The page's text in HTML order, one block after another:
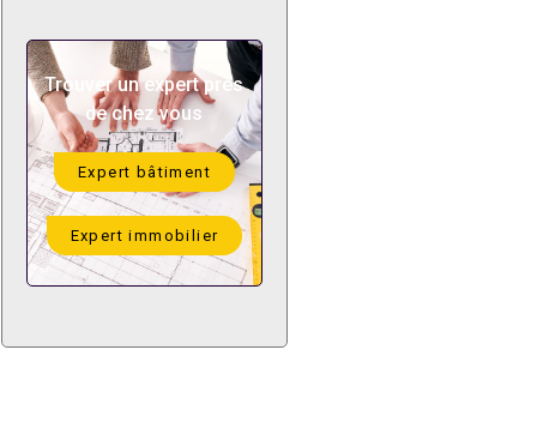
Trouver un expert près
de chez vous
Expert bâtiment
Expert immobilier